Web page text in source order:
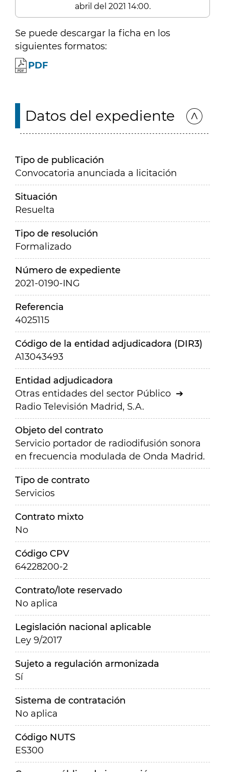
abril del 2021 14:00.
Se puede descargar la ficha en los
siguientes formatos:
PDF
Datos del expediente
Tipo de publicación
Convocatoria anunciada a licitación
Situación
Resuelta
Tipo de resolución
Formalizado
Número de expediente
2021-0190-ING
Referencia
4025115
Código de la entidad adjudicadora (DIR3)
A13043493
Entidad adjudicadora
Otras entidades del sector Público
Radio Televisión Madrid, S.A.
Objeto del contrato
Servicio portador de radiodifusión sonora
en frecuencia modulada de Onda Madrid.
Tipo de contrato
Servicios
Contrato mixto
No
Código CPV
64228200-2
Contrato/lote reservado
No aplica
Legislación nacional aplicable
Ley 9/2017
Sujeto a regulación armonizada
Sí
Sistema de contratación
No aplica
Código NUTS
ES300